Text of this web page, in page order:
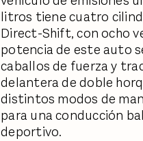
litros tiene cuatro
Direct-Shift, con ocho
potencia de este auto
caballos de fuerza y
delantera de doble
distintos modos de
para una conducción
deportivo.